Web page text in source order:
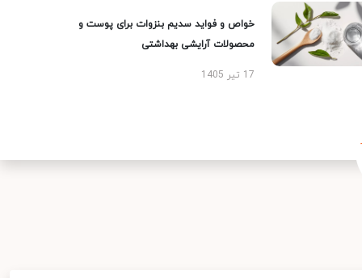
خواص و فواید سدیم بنزوات برای پوست و
محصولات آرایشی بهداشتی
17 تیر 1405